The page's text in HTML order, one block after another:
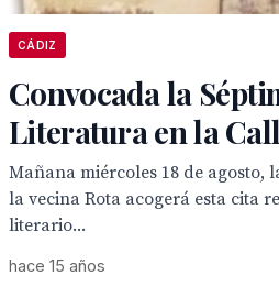
CÁDIZ
Convocada la
Literatura en la
Mañana miércoles 18 de agosto,
la vecina Rota acogerá esta cita
literario...
hace 15 años